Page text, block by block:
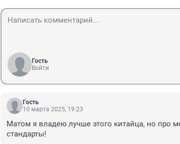
Гость
Войти
Гость
10 марта 2025, 19:23
Матом я владею лучше этого китайца, но про
стандарты!